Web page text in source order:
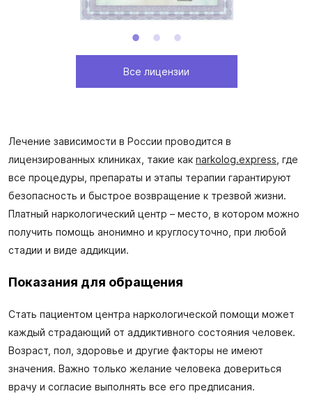
Все лицензии
Лечение зависимости в России проводится в
лицензированных клиниках, такие как narkolog.express, где
все процедуры, препараты и этапы терапии гарантируют
безопасность и быстрое возвращение к трезвой жизни.
Платный наркологический центр – место, в котором можно
получить помощь анонимно и круглосуточно, при любой
стадии и виде аддикции.
Показания для обращения
Стать пациентом центра наркологической помощи может
каждый страдающий от аддиктивного состояния человек.
Возраст, пол, здоровье и другие факторы не имеют
значения. Важно только желание человека довериться
врачу и согласие выполнять все его предписания.